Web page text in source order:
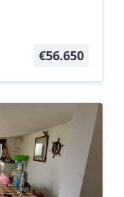
€56.650